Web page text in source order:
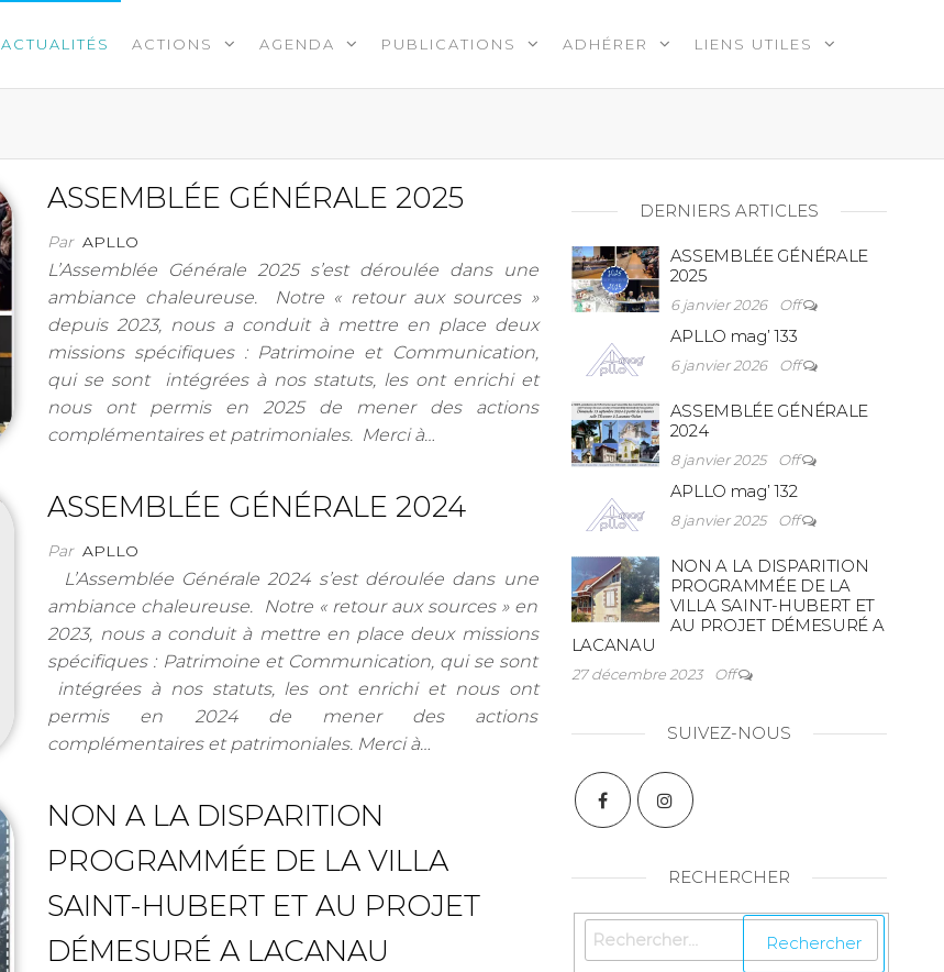
ACTUALITÉS ACTIONS AGENDA PUBLICATIONS ADHÉRER LIENS UTILES
ASSEMBLÉE GÉNÉRALE 2025
Par APLLO
L’Assemblée Générale 2025 s’est déroulée dans une
ambiance chaleureuse. Notre « retour aux sources »
depuis 2023, nous a conduit à mettre en place deux
missions spécifiques : Patrimoine et Communication,
qui se sont intégrées à nos statuts, les ont enrichi et
nous ont permis en 2025 de mener des actions
complémentaires et patrimoniales. Merci à…
ASSEMBLÉE GÉNÉRALE 2024
Par APLLO
L’Assemblée Générale 2024 s’est déroulée dans une
ambiance chaleureuse. Notre « retour aux sources » en
2023, nous a conduit à mettre en place deux missions
spécifiques : Patrimoine et Communication, qui se sont
intégrées à nos statuts, les ont enrichi et nous ont
permis en 2024 de mener des actions
complémentaires et patrimoniales. Merci à…
NON A LA DISPARITION
PROGRAMMÉE DE LA VILLA
SAINT-HUBERT ET AU PROJET
DÉMESURÉ A LACANAU
DERNIERS ARTICLES
ASSEMBLÉE GÉNÉRALE
2025
6 janvier 2026 Off
APLLO mag’ 133
6 janvier 2026 Off
ASSEMBLÉE GÉNÉRALE
2024
8 janvier 2025 Off
APLLO mag’ 132
8 janvier 2025 Off
NON A LA DISPARITION
PROGRAMMÉE DE LA
VILLA SAINT-HUBERT ET
AU PROJET DÉMESURÉ A
LACANAU
27 décembre 2023 Off
SUIVEZ-NOUS
RECHERCHER